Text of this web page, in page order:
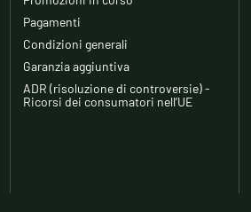
Pagamenti
Condizioni generali
Garanzia aggiuntiva
ADR (risoluzione di controversie) -
Ricorsi dei consumatori nell’UE